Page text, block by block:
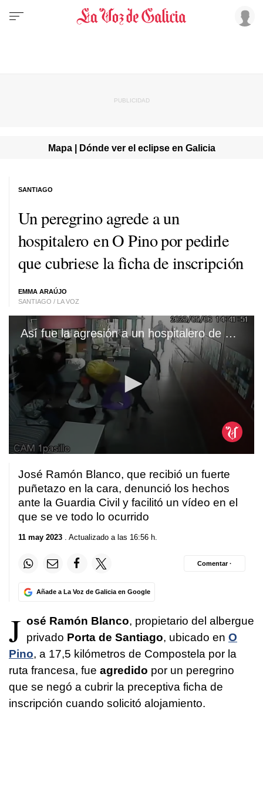
Mapa | Dónde ver el eclipse en Galicia
Un peregrino agrede a un
hospitalero en O Pino por pedirle
que cubriese la ficha de inscripción
EMMA ARAÚJO
SANTIAGO / LA VOZ
SANTIAGO
Así fue la agresión a un hospitalero de O Pino
minutes,
29
seconds
José Ramón Blanco, que recibió un fuerte
puñetazo en la cara, denunció los hechos
ante la Guardia Civil y facilitó un vídeo en el
que se ve todo lo ocurrido
11 may 2023 . Actualizado a las 16:56 h.
Añade a La Voz de Galicia en Google
Comentar ·
J osé Ramón Blanco, propietario del albergue
privado Porta de Santiago, ubicado en O
Pino, a 17,5 kilómetros de Compostela por la
ruta francesa, fue agredido por un peregrino
que se negó a cubrir la preceptiva ficha de
inscripción cuando solicitó alojamiento.